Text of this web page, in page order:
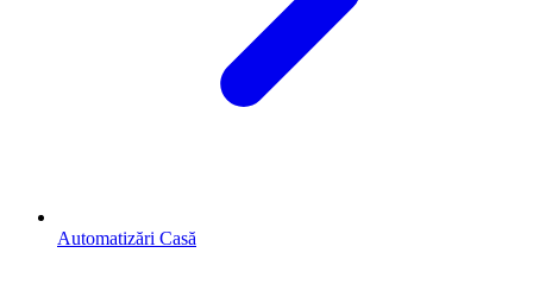
Automatizări Casă